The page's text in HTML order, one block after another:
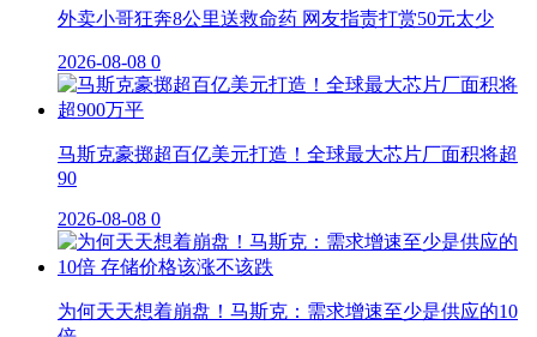
外卖小哥狂奔8公里送救命药 网友指责打赏50元太少
2026-08-08 0
马斯克豪掷超百亿美元打造！全球最大芯片厂面积将超
90
2026-08-08 0
为何天天想着崩盘！马斯克：需求增速至少是供应的10